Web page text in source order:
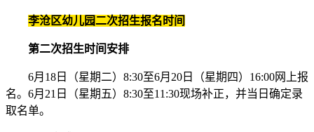
李沧区幼儿园二次招生报名时间
第二次招生时间安排
6月18日（星期二）8:30至6月20日（星期四）16:00网上报
名。6月21日（星期五）8:30至11:30现场补正，并当日确定录
取名单。